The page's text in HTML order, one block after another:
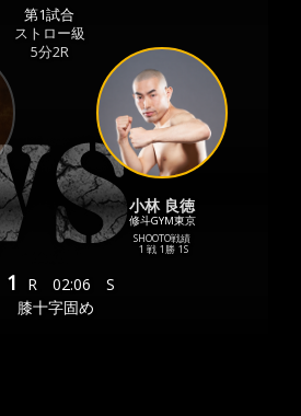
第1試合
ストロー級
5分2R
小林 良徳
修斗GYM東京
SHOOTO戦績
1 戦 1勝 1S
1 R 02:06
S
膝十字固め